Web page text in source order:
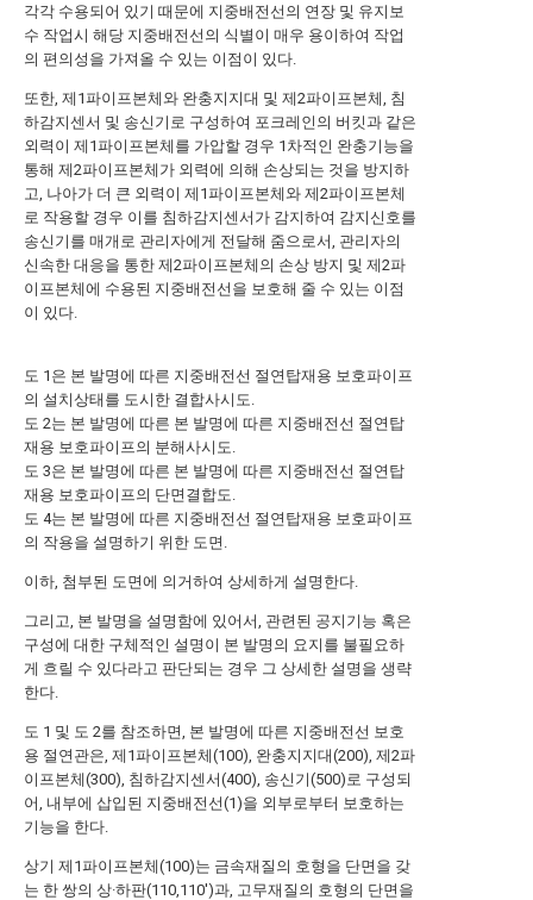
각각 수용되어 있기 때문에 지중배전선의 연장 및 유지보
수 작업시 해당 지중배전선의 식별이 매우 용이하여 작업
의 편의성을 가져올 수 있는 이점이 있다.
또한, 제1파이프본체와 완충지지대 및 제2파이프본체, 침
하감지센서 및 송신기로 구성하여 포크레인의 버킷과 같은
외력이 제1파이프본체를 가압할 경우 1차적인 완충기능을
통해 제2파이프본체가 외력에 의해 손상되는 것을 방지하
고, 나아가 더 큰 외력이 제1파이프본체와 제2파이프본체
로 작용할 경우 이를 침하감지센서가 감지하여 감지신호를
송신기를 매개로 관리자에게 전달해 줌으로서, 관리자의
신속한 대응을 통한 제2파이프본체의 손상 방지 및 제2파
이프본체에 수용된 지중배전선을 보호해 줄 수 있는 이점
이 있다.
도 1은 본 발명에 따른 지중배전선 절연탑재용 보호파이프
의 설치상태를 도시한 결합사시도.
도 2는 본 발명에 따른 본 발명에 따른 지중배전선 절연탑
재용 보호파이프의 분해사시도.
도 3은 본 발명에 따른 본 발명에 따른 지중배전선 절연탑
재용 보호파이프의 단면결합도.
도 4는 본 발명에 따른 지중배전선 절연탑재용 보호파이프
의 작용을 설명하기 위한 도면.
이하, 첨부된 도면에 의거하여 상세하게 설명한다.
그리고, 본 발명을 설명함에 있어서, 관련된 공지기능 혹은
구성에 대한 구체적인 설명이 본 발명의 요지를 불필요하
게 흐릴 수 있다라고 판단되는 경우 그 상세한 설명을 생략
한다.
도 1 및 도 2를 참조하면, 본 발명에 따른 지중배전선 보호
용 절연관은, 제1파이프본체(100), 완충지지대(200), 제2파
이프본체(300), 침하감지센서(400), 송신기(500)로 구성되
어, 내부에 삽입된 지중배전선(1)을 외부로부터 보호하는
기능을 한다.
상기 제1파이프본체(100)는 금속재질의 호형을 단면을 갖
는 한 쌍의 상·하판(110,110')과, 고무재질의 호형의 단면을